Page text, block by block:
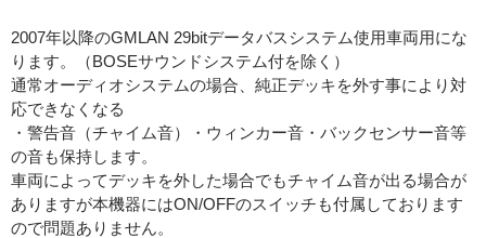
2007年以降のGMLAN 29bitデータバスシステム使用車両用にな
ります。（BOSEサウンドシステム付を除く）
通常オーディオシステムの場合、純正デッキを外す事により対
応できなくなる
・警告音（チャイム音）・ウィンカー音・バックセンサー音等
の音も保持します。
車両によってデッキを外した場合でもチャイム音が出る場合が
ありますが本機器にはON/OFFのスイッチも付属しております
ので問題ありません。